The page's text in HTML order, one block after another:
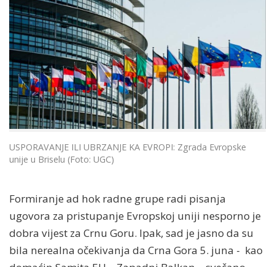
USPORAVANJE ILI UBRZANJE KA EVROPI: Zgrada Evropske
unije u Briselu (Foto: UGC)
Formiranje ad hok radne grupe radi pisanja
ugovora za pristupanje Evropskoj uniji nesporno je
dobra vijest za Crnu Goru. Ipak, sad je jasno da su
bila nerealna očekivanja da Crna Gora 5. juna - kao